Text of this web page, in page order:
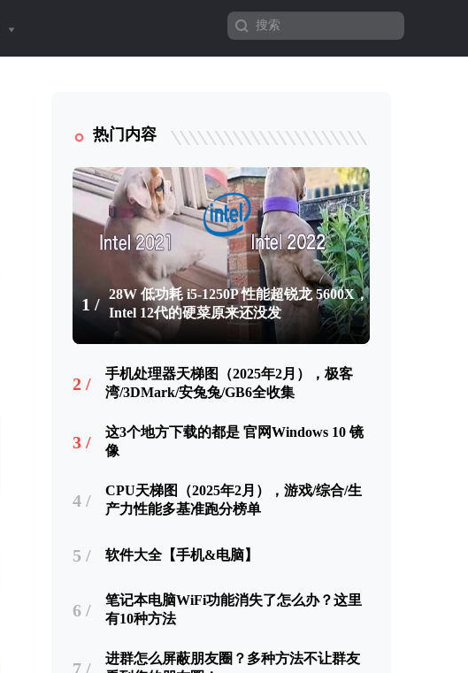
热门内容
1 /
28W 低功耗 i5-1250P 性能超锐龙 5600X，
Intel 12代的硬菜原来还没发
2 /
手机处理器天梯图（2025年2月），极客
湾/3DMark/安兔兔/GB6全收集
3 /
这3个地方下载的都是 官网Windows 10 镜
像
4 /
CPU天梯图（2025年2月），游戏/综合/生
产力性能多基准跑分榜单
5 / 软件大全【手机&电脑】
6 /
笔记本电脑WiFi功能消失了怎么办？这里
有10种方法
7 /
进群怎么屏蔽朋友圈？多种方法不让群友